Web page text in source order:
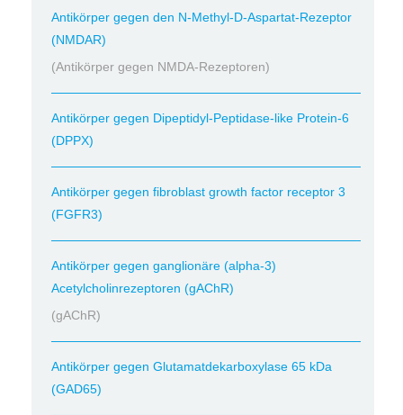
Antikörper gegen den N-Methyl-D-Aspartat-Rezeptor
(NMDAR)
(Antikörper gegen NMDA-Rezeptoren)
Antikörper gegen Dipeptidyl-Peptidase-like Protein-6
(DPPX)
Antikörper gegen fibroblast growth factor receptor 3
(FGFR3)
Antikörper gegen ganglionäre (alpha-3)
Acetylcholinrezeptoren (gAChR)
(gAChR)
Antikörper gegen Glutamatdekarboxylase 65 kDa
(GAD65)